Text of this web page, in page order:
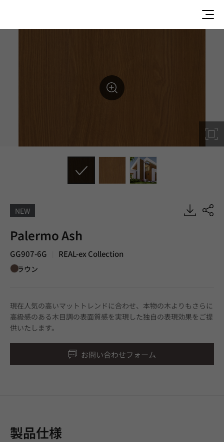
NEW
Palermo Ash, REAL-ex, EXTERIOR
Palermo Ash
GG907-6G REAL-ex Collection
ブラウン
現在人気の高いマットトレンドに合わせ、本物の木よりもさらに
高級感のある木目調の表面質感を実現した独自の表現効果をご提
供いたします。
お問い合わせフォーム
製品仕様